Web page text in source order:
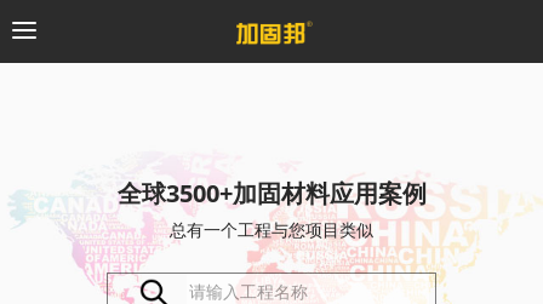
粘钢加固系统
全球3500+加固材料应用案例
总有一个工程与您项目类似